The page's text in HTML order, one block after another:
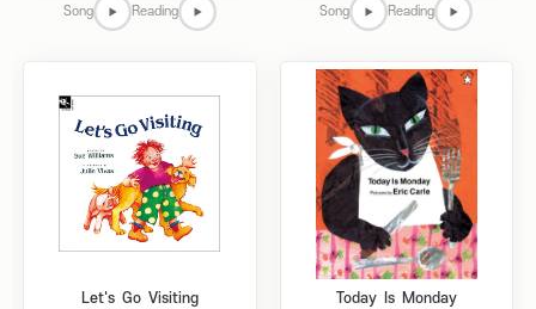
Song Reading Song Reading
Let's Go Visiting Today Is Monday